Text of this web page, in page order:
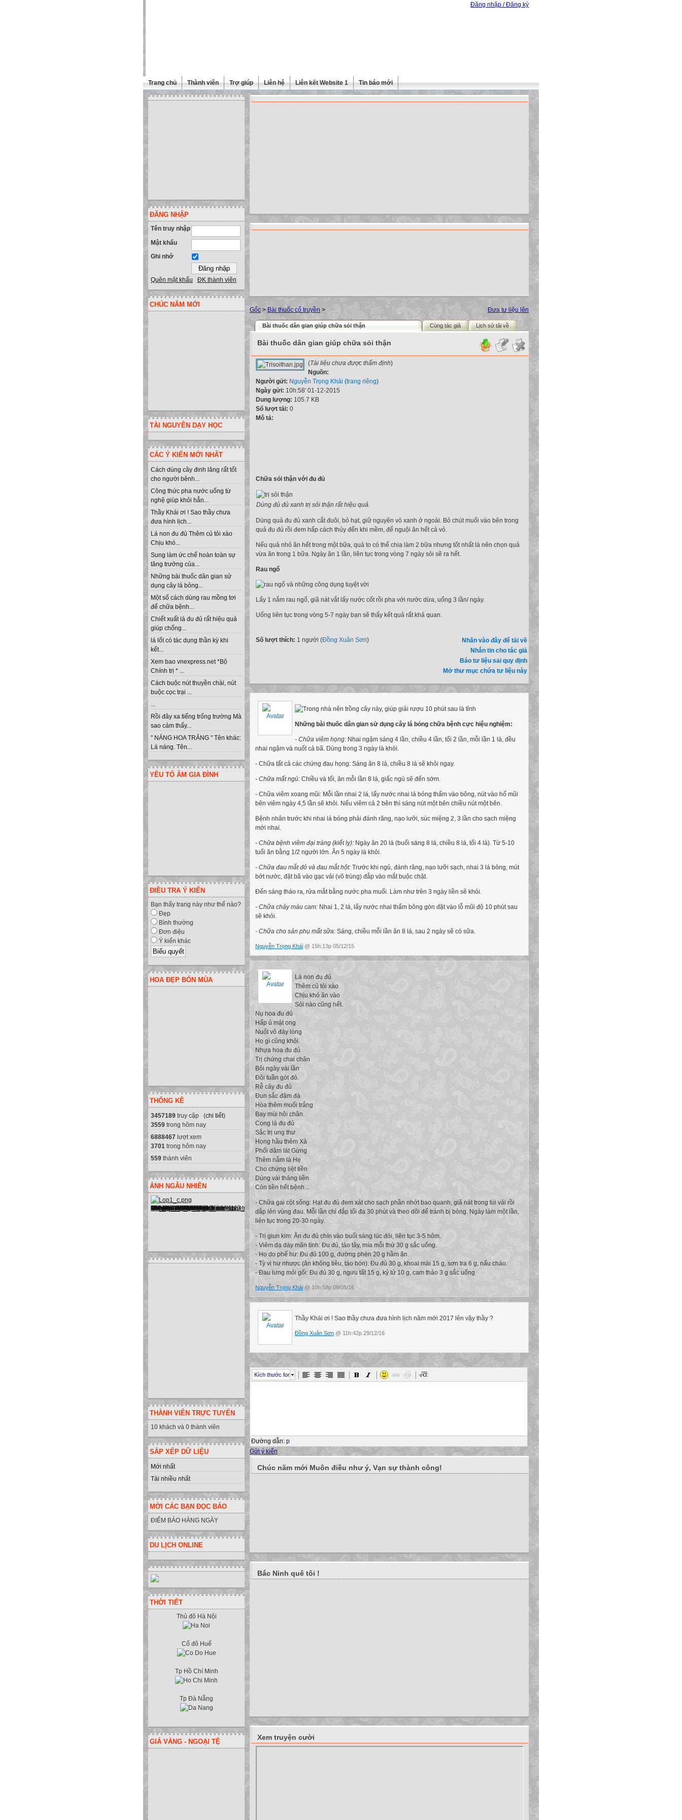
Đăng nhập / Đăng ký
Trang chủ Thành viên Trợ giúp Liên hệ Liên kết Website 1 Tin báo mới
ĐĂNG NHẬP
Tên truy nhập
Mật khẩu
Ghi nhớ
Quên mật khẩu ĐK thành viên
CHÚC NĂM MỚI
TÀI NGUYÊN DẠY HỌC
CÁC Ý KIẾN MỚI NHẤT
Cách dùng cây đinh lăng rất tốt
cho người bênh...
Công thức pha nước uống từ
nghệ giúp khỏi hẳn...
Thầy Khái ơi ! Sao thầy chưa
đưa hình lịch...
Lá non đu đủ Thêm củ tỏi xào
Chịu khó...
Sung làm ức chế hoàn toàn sự
tăng trưởng của...
Những bài thuốc dân gian sử
dụng cây lá bỏng...
Một số cách dùng rau mồng tơi
để chữa bệnh...
Chiết xuất lá đu đủ rất hiệu quả
giúp chống...
lá lốt có tác dụng thần kỳ khi
kết...
Xem bao vnexpress.net *Bộ
Chính trị * ...
Cách buộc nút thuyền chài, nút
buộc cọc trại ...
...
Rồi đây xa tiếng trống trường Mà
sao cảm thấy...
" NÁNG HOA TRẮNG " Tên khác:
Lá náng. Tên...
YÊU TỔ ẤM GIA ĐÌNH
ĐIỀU TRA Ý KIẾN
Bạn thấy trang này như thế nào?
Đẹp
Bình thường
Đơn điệu
Ý kiến khác
HOA ĐẸP BỐN MÙA
THỐNG KÊ
3457189 truy cập (chi tiết)
3559 trong hôm nay
6888467 lượt xem
3701 trong hôm nay
559 thành viên
ẢNH NGẪU NHIÊN
THÀNH VIÊN TRỰC TUYẾN
10 khách và 0 thành viên
SẮP XẾP DỮ LIỆU
Mới nhất
Tải nhiều nhất
MỜI CÁC BẠN ĐỌC BÁO
ĐIỂM BÁO HÀNG NGÀY
DU LỊCH ONLINE
THỜI TIẾT
Thủ đô Hà Nội
Cố đô Huế
Tp Hồ Chí Minh
Tp Ðà Nẵng
GIÁ VÀNG - NGOẠI TỆ
Đưa tư liệu lên
Gốc > Bài thuốc cổ truyền >
Bài thuốc dân gian giúp chữa sỏi thận Cùng tác giả Lịch sử tải về
Bài thuốc dân gian giúp chữa sỏi thận
(Tài liệu chưa được thẩm định)
Nguồn:
Người gửi: Nguyễn Trọng Khái (trang riêng)
Ngày gửi: 10h:58' 01-12-2015
Dung lượng: 105.7 KB
Số lượt tải: 0
Mô tả:
Chữa sỏi thận với đu đủ
Dùng đủ đủ xanh trị sỏi thận rất hiệu quả.
Dùng quả đu đủ xanh cắt đuôi, bỏ hạt, giữ nguyên vỏ xanh ở ngoài. Bỏ chút muối vào bên trong
quả đu đủ rồi đem hấp cách thủy đến khi mềm, để nguội ăn hết cả vỏ.
Nếu quả nhỏ ăn hết trong một bữa, quả to có thể chia làm 2 bữa nhưng tốt nhất là nên chọn quả
vừa ăn trong 1 bữa. Ngày ăn 1 lần, liên tục trong vòng 7 ngày sỏi sẽ ra hết.
Rau ngổ
Lấy 1 nắm rau ngổ, giã nát vắt lấy nước cốt rồi pha với nước dừa, uống 3 lần/ ngày.
Uống liên tục trong vòng 5-7 ngày bạn sẽ thấy kết quả rất khả quan.
Nhấn vào đây để tải về
Nhắn tin cho tác giả
Báo tư liệu sai quy định
Mở thư mục chứa tư liệu này
Số lượt thích: 1 người (Đồng Xuân Sơn)
Những bài thuốc dân gian sử dụng cây lá bỏng chữa bệnh cực hiệu nghiệm:
- Chữa viêm họng: Nhai ngậm sáng 4 lần, chiều 4 lần, tối 2 lần, mỗi lần 1 lá, đều
nhai ngậm và nuốt cả bã. Dùng trong 3 ngày là khỏi.
- Chữa tất cả các chứng đau họng: Sáng ăn 8 lá, chiều 8 lá sẽ khỏi ngay.
- Chữa mất ngủ: Chiều và tối, ăn mỗi lần 8 lá, giấc ngủ sẽ đến sớm.
- Chữa viêm xoang mũi: Mỗi lần nhai 2 lá, lấy nước nhai lá bỏng thấm vào bông, nút vào hố mũi
bên viêm ngày 4,5 lần sẽ khỏi. Nếu viêm cả 2 bên thì sáng nút một bên chiều nút một bên.
Bệnh nhân trước khi nhai lá bỏng phải đánh răng, nạo lưỡi, súc miệng 2, 3 lần cho sạch miệng
mới nhai.
- Chữa bệnh viêm đại tràng (kiết lỵ): Ngày ăn 20 lá (buổi sáng 8 lá, chiều 8 lá, tối 4 lá). Từ 5-10
tuổi ăn bằng 1/2 người lớn. Ăn 5 ngày là khỏi.
- Chữa đau mắt đỏ và đau mắt hột: Trước khi ngủ, đánh răng, nạo lưỡi sạch, nhai 3 lá bỏng, mút
bớt nước, đặt bã vào gạc vải (vô trùng) đắp vào mắt buộc chặt.
Đến sáng tháo ra, rửa mắt bằng nước pha muối. Làm như trên 3 ngày liền sẽ khỏi.
- Chữa chảy máu cam: Nhai 1, 2 lá, lấy nước nhai thấm bông gòn đặt vào lỗ mũi độ 10 phút sau
sẽ khỏi.
- Chữa cho sản phụ mất sữa: Sáng, chiều mỗi lần ăn 8 lá, sau 2 ngày sẽ có sữa.
Nguyễn Trọng Khái @ 15h:13p 05/12/15
Lá non đu đủ
Thêm củ tỏi xào
Chịu khó ăn vào
Sỏi nào cũng hết.
Nụ hoa đu đủ
Hấp ủ mật ong
Nuốt vô đáy lòng
Ho gì cũng khỏi.
Nhựa hoa đu đủ
Trị chứng chai chân
Bôi ngày vài lần
Đôi tuần gót đỏ.
Rễ cây đu đủ
Đun sắc đậm đà
Hòa thêm muối trắng
Bay mùi hôi chân.
Cọng lá đu đủ
Sắc trị ung thư
Họng hầu thêm Xả
Phổi dăm lát Gừng
Thêm nắm lá Hẹ
Cho chứng liệt tiền
Dùng vài tháng liền
Còn tiền hết bệnh...
- Chữa gai cột sống: Hạt đu đủ đem xát cho sạch phần nhớt bao quanh, giã nát trong túi vải rồi
đắp lên vùng đau. Mỗi lần chỉ đắp tối đa 30 phút và theo dõi để tránh bị bỏng. Ngày làm một lần,
liên tục trong 20-30 ngày.
- Trị giun kim: Ăn đu đủ chín vào buổi sáng lúc đói, liên tục 3-5 hôm.
- Viêm dạ dày mãn tính: Đu đủ, táo tây, mía mỗi thứ 30 g sắc uống.
- Ho do phế hư: Đu đủ 100 g, đường phèn 20 g hầm ăn.
- Tỳ vị hư nhược (ăn không tiêu, táo bón): Đu đủ 30 g, khoai mài 15 g, sơn tra 6 g, nấu cháo.
- Đau lưng mỏi gối: Đu đủ 30 g, ngưu tất 15 g, kỷ tử 10 g, cam thảo 3 g sắc uống
Nguyễn Trọng Khái @ 10h:58p 09/05/16
Thầy Khái ơi ! Sao thầy chưa đưa hình lịch năm mới 2017 lên vậy thầy ?
Đồng Xuân Sơn @ 11h:42p 29/12/16
Kích thước font
Đường dẫn: p
Gửi ý kiến
Chúc năm mới Muôn điều như ý, Vạn sự thành công!
Bắc Ninh quê tôi !
Xem truyện cười